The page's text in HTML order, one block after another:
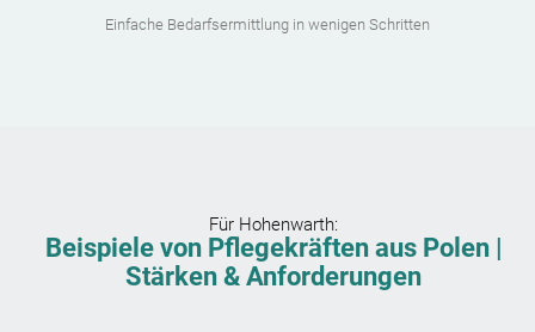
Einfache Bedarfsermittlung in wenigen Schritten
Für Hohenwarth:
Beispiele von Pflegekräften aus Polen |
Stärken & Anforderungen